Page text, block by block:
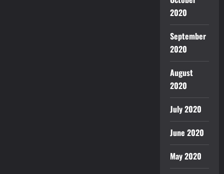
2020
September
2020
August
2020
July 2020
June 2020
May 2020